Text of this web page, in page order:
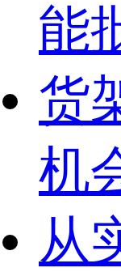
能
货
机
从